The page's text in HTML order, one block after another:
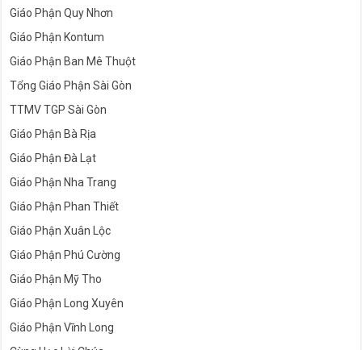
Giáo Phận Quy Nhơn
Giáo Phận Kontum
Giáo Phận Ban Mê Thuột
Tổng Giáo Phận Sài Gòn
TTMV TGP Sài Gòn
Giáo Phận Bà Rịa
Giáo Phận Đà Lạt
Giáo Phận Nha Trang
Giáo Phận Phan Thiết
Giáo Phận Xuân Lộc
Giáo Phận Phú Cường
Giáo Phận Mỹ Tho
Giáo Phận Long Xuyên
Giáo Phận Vĩnh Long